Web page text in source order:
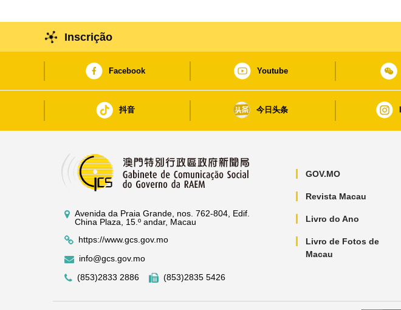
Inscrição
Facebook Youtube
抖音 今日头条
Avenida da Praia Grande, nos. 762-804, Edif.
China Plaza, 15.º andar, Macau
https://www.gcs.gov.mo
info@gcs.gov.mo
(853)2833 2886
(853)2835 5426
GOV.MO
Revista Macau
Livro do Ano
Livro de Fotos de
Macau